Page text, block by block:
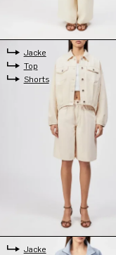
Jacke
Top
Shorts
Jacke